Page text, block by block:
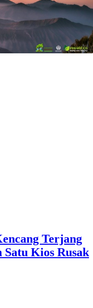
Terjang
Kios Rusak